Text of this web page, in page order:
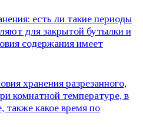
есть ли такие периоды
для закрытой бутылки и
содержания имеет
хранения разрезанного,
комнатной температуре, в
также какое время по